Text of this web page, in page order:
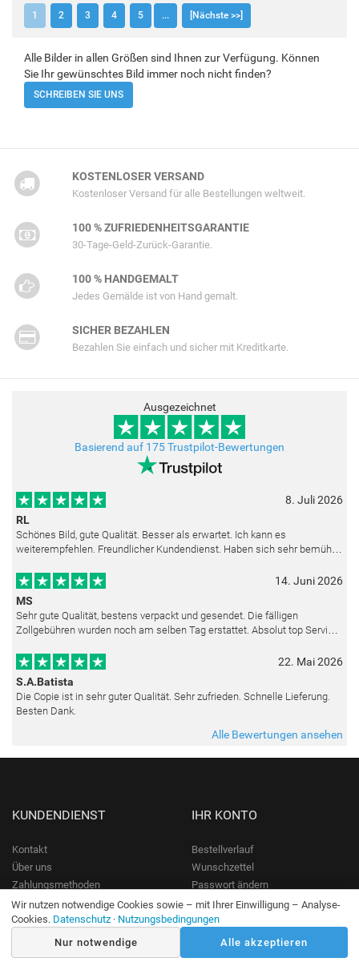
1 2 3 4 5 ... [Nächste >>]
Alle Bilder in allen Größen sind Ihnen zur Verfügung. Können
Sie Ihr gewünschtes Bild immer noch nicht finden?
SCHREIBEN SIE UNS
KOSTENLOSER VERSAND
Kostenloser Versand für alle Bestellungen weltweit.
100 % ZUFRIEDENHEITSGARANTIE
30-Tage-Geld-Zurück-Garantie.
100 % HANDGEMALT
Jedes Gemälde ist von Hand gemalt.
SICHER BEZAHLEN
Bezahlen Sie einfach und sicher mit Kreditkarte.
Ausgezeichnet
Basierend auf 175 Trustpilot-Bewertungen
8. Juli 2026
RL
Schönes Bild, gute Qualität. Besser als erwartet. Ich kann es
weiterempfehlen. Freundlicher Kundendienst. Haben sich sehr bemüht
14. Juni 2026
MS
Sehr gute Qualität, bestens verpackt und gesendet. Die fälligen
Zollgebühren wurden noch am selben Tag erstattet. Absolut top Service
22. Mai 2026
S.A.Batista
Die Copie ist in sehr guter Qualität. Sehr zufrieden. Schnelle Lieferung.
Besten Dank.
Alle Bewertungen ansehen
KUNDENDIENST
Kontakt
Über uns
Zahlungsmethoden
Versandinfo
Rückgaberecht
IHR KONTO
Bestellverlauf
Wunschzettel
Passwort ändern
Konto erstellen
Wir nutzen notwendige Cookies sowie – mit Ihrer Einwilligung – Analyse-
Cookies. Datenschutz · Nutzungsbedingungen
Nur notwendige
Alle akzeptieren